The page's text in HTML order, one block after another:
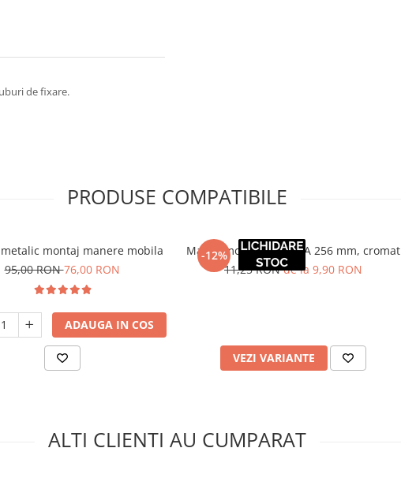
de fixare.
PRODUSE COMPATIBILE
montaj manere mobila
95,00 RON76,00 RON
ADAUGA IN COS
-12%
Maner mobila ANCONA 256 mm, cromat
11,25 RONde la 9,90 RON
VEZI VARIANTE
ALTI CLIENTI AU CUMPARAT